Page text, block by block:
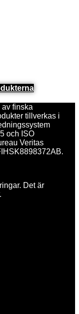
finska
tillverkas i
och ISO
Veritas
Det är